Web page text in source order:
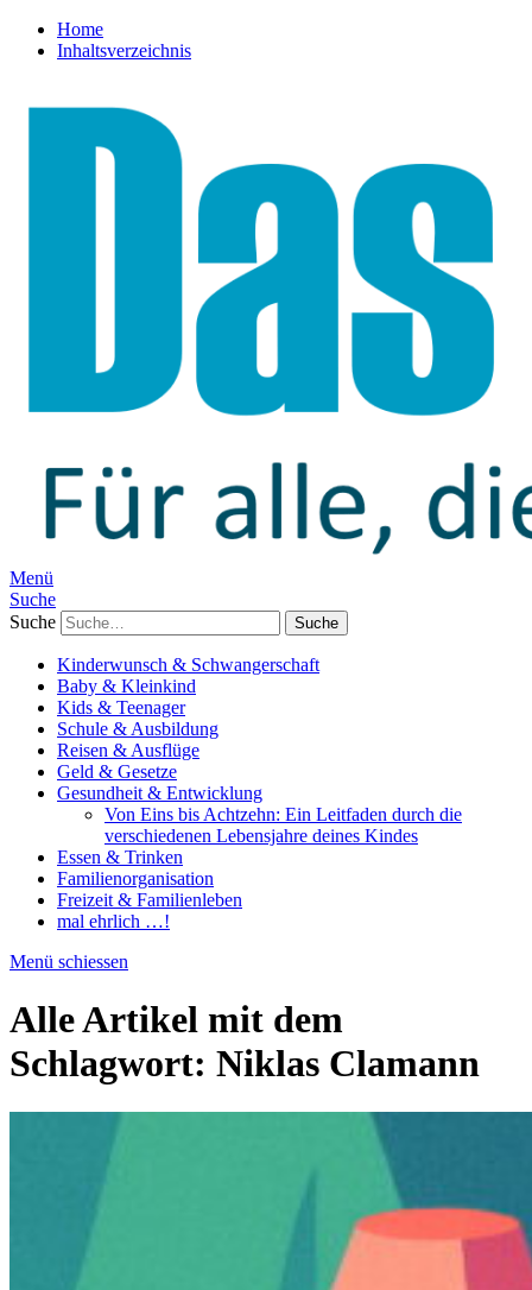
Home
Inhaltsverzeichnis
Menü
Suche
Suche
Kinderwunsch & Schwangerschaft
Baby & Kleinkind
Kids & Teenager
Schule & Ausbildung
Reisen & Ausflüge
Geld & Gesetze
Gesundheit & Entwicklung
Von Eins bis Achtzehn: Ein Leitfaden durch die
verschiedenen Lebensjahre deines Kindes
Essen & Trinken
Familienorganisation
Freizeit & Familienleben
mal ehrlich …!
Menü schiessen
Alle Artikel mit dem
Schlagwort: Niklas Clamann